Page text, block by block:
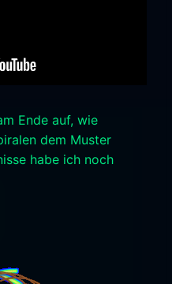
Ende auf, wie
dem Muster
habe ich noch